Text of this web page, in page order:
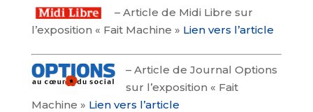
– Article de Midi Libre sur
l’exposition « Fait Machine » Lien vers l’article
– Article de Journal Options
sur l’exposition « Fait
Machine » Lien vers l’article